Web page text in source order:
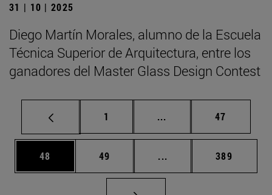
31 | 10 | 2025
Diego Martín Morales, alumno de la Escuela
Técnica Superior de Arquitectura, entre los
ganadores del Master Glass Design Contest
Página
1 ... Páginas intermedias
Página
47
Página
48 Página
49 ... Páginas intermedias
Página
389